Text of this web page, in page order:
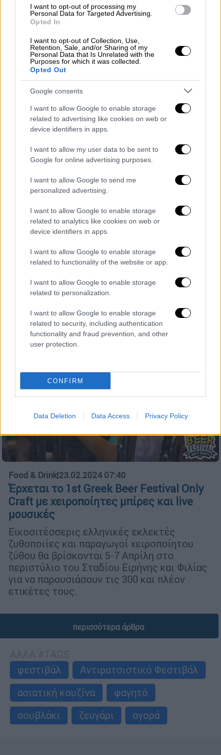
I want to opt-out of processing my
Personal Data for Targeted Advertising.
Opted In
I want to opt-out of Collection, Use,
Retention, Sale, and/or Sharing of my
Personal Data that Is Unrelated with the
Purposes for which it was collected.
Opted Out
Google consents
I want to allow Google to enable storage
related to advertising like cookies on web or
device identifiers in apps.
I want to allow my user data to be sent to
Google for online advertising purposes.
I want to allow Google to send me
personalized advertising.
I want to allow Google to enable storage
related to analytics like cookies on web or
device identifiers in apps.
I want to allow Google to enable storage
related to functionality of the website or app.
I want to allow Google to enable storage
related to personalization.
I want to allow Google to enable storage
related to security, including authentication
functionality and fraud prevention, and other
user protection.
CONFIRM
Data Deletion Data Access Privacy Policy
δημιουργούν και θα μαγειρεύουν με
έμπνευση το φημισμένο κρασί της Νάουσας.
Ένα αλλιώτικο ψωμί φέρνει το street
food στο σπίτι
Εκπληκτικά μαλακό, αφράτο και νόστιμο,
χάρη στη συνταγή του με βούτυρο και γάλα,
με παχιές φέτες, το Κρίς Κρίς Selection The
Sando εμπνέεται από το ιαπωνικό ψωμί για
σάντουιτς Shokupan.
Food & Drink|23.02.2024 07:40
Έρχεται το 1st Greek Beer Festival Οnly
Craft με χειροποίητες μπίρες και live
μουσικές
Εικοσιτέσσερις ελληνικές εκλεκτές
ζυθοποιίες και παραγωγοί χειροποίητου
ζύθου θα βρίσκονται 5-7 Απρίλη στο
περιστύλιο του Σταδίου Ειρήνης και Φιλίας
για να παρουσιάσουν τις 300 και πλέον
ετικέτες τους.
περισσότερα άρθρα
φεστιβάλ
Αντιρατσιστικό Φεστιβάλ
ασιατική κουζίνα
φαγητό
σουβλάκι
ζευγάρι αγορά